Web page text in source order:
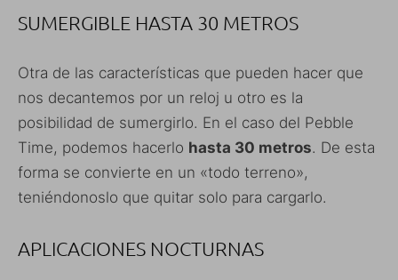
SUMERGIBLE HASTA 30 METROS
Otra de las características que pueden hacer que
nos decantemos por un reloj u otro es la
posibilidad de sumergirlo. En el caso del Pebble
Time, podemos hacerlo hasta 30 metros. De esta
forma se convierte en un «todo terreno»,
teniéndonoslo que quitar solo para cargarlo.
APLICACIONES NOCTURNAS